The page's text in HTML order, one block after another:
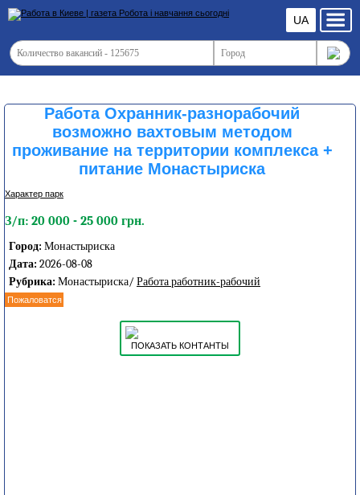
UA
Работа Охранник-разнорабочий
возможно вахтовым методом
проживание на территории комплекса +
питание Монастыриска
Характер парк
З/п: 20 000 - 25 000 грн.
Город: Монастыриска
Дата: 2026-08-08
Рубрика: Монастыриска/ Работа работник-рабочий
Пожаловатся
ПОКАЗАТЬ КОНТАНТЫ